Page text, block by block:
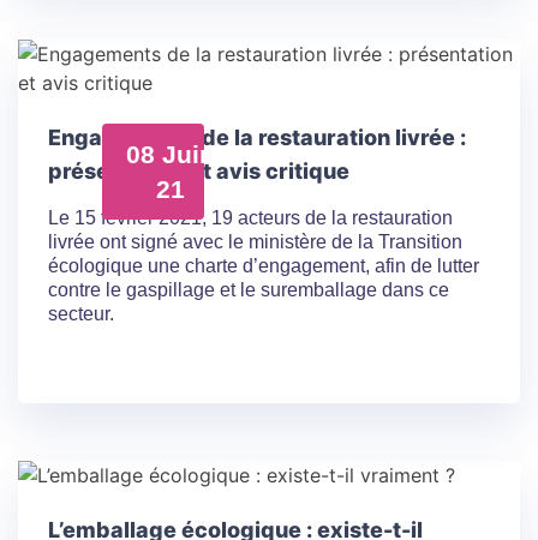
08 Juin
21
Engagements de la restauration livrée :
présentation et avis critique
Le 15 février 2021, 19 acteurs de la restauration
livrée ont signé avec le ministère de la Transition
écologique une charte d’engagement, afin de lutter
contre le gaspillage et le suremballage dans ce
secteur.
L’emballage écologique : existe-t-il